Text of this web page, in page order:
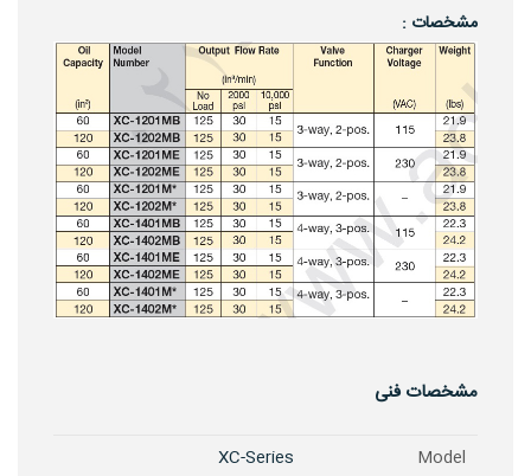
مشخصات :
مشخصات فنی
Model
XC-Series